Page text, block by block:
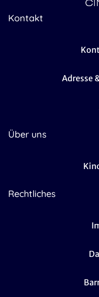
Kontakt
Adresse
Über uns
Rechtliches